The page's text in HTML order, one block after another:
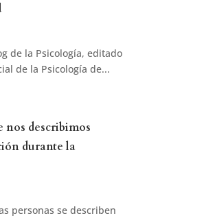
de la Psicología, editado
de la Psicología de...
nos describimos
durante la
personas se describen